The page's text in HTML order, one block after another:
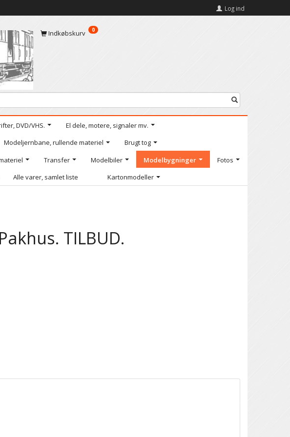
Log ind
Indkøbskurv 0
DVD/VHS.
El dele, motere, signaler mv.
Modeljernbane, rullende materiel
Brugt tog
Transfer Modelbiler Modelbygninger
Fotos
Alle varer, samlet liste Kartonmodeller
TILBUD.